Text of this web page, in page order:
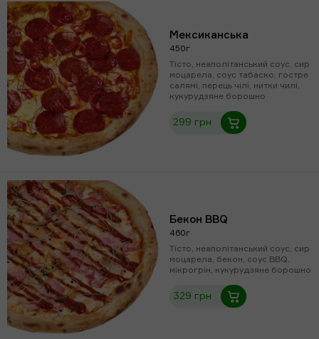
Мексиканська
450г
Тісто, неаполітанський соус, сир
моцарела, соус табаско, гостре
салямі, перець чілі, нитки чилі,
кукурудзяне борошно
299 грн
Бекон BBQ
460г
Тісто, неаполітанський соус, сир
моцарела, бекон, соус BBQ,
мікрогрін, кукурудзяне борошно
329 грн